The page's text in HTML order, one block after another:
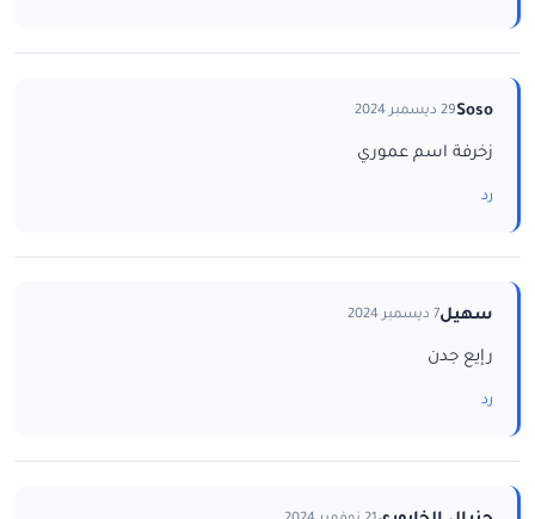
Soso29 ديسمبر 2024
زخرفة اسم عموري
رد
سهيل7 ديسمبر 2024
رإيع جدن
رد